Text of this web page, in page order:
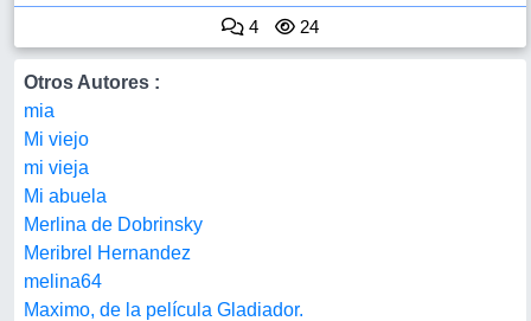
4 24
Otros Autores :
mia
Mi viejo
mi vieja
Mi abuela
Merlina de Dobrinsky
Meribrel Hernandez
melina64
Maximo, de la película Gladiador.